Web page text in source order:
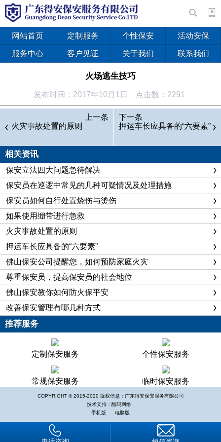
网站首页 定制服务 个性保安 活动安保
服务中心 客户见证 关于我们 联系我们
火场逃生技巧
发布时间：2017年10月1日 点击数：2291
逃生时用折叠多层的毛巾捂住口鼻，可有效降低火灾烟气温
2.匍匐前进法
火灾烟气温度高，多聚集在上部空间，逃生过程中应尽量将
身体贴近地面匍匐前进，以防止窒息。
3.湿被护身法
用浸湿的棉被、毛毯等裹在身上，用较快的速度冲到安全区域。
4.逆风疏散法
根据火灾发生时的风向来确定疏散方向，迅速逃到火场上风
处躲避火 焰和烟气，同时也可获得更多的逃生时间。
5.被单拧结法
将床单、被罩或窗帘等撕成条，拧成麻花状并连接在一起，按绳
索逃 生方式沿外墙爬下。
6.楼梯转移法
当火势自下而上迅速蔓延而将楼梯封死时，住在上部楼层的居民
可迅 速躲到屋顶，或者转移到另一单元的楼梯进行疏散。
7.关门隔火法
如果火势太大无法冲出房屋，应立即关紧门窗，用毛毯、棉被等
织物 堵住门，窗的缝隙，并不断往上浇水冷却，防止外部火焰
和烟气侵入，抑 制火势蔓延速度，等待消防部门救援。
上一条
火灾事故处置的原则
下一条
押运车长应具备的“六要素”
相关资讯
保安立法四大问题急待解决
保安员在巡逻中常见的几种可疑情况及处理措施
保安员如何自行处置烧伤与烫伤
如果使用绷带进行急救
火灾事故处置的原则
押运车长应具备的“六要素”
佛山保安公司提醒您，如何预防家庭火灾
尊重保安员，提高保安员的社会地位
佛山保安教你如何防火保平安
改善保安管理有哪几种方式
推荐服务
定制保安服务 个性保安服务
常规保安服务 临时保安服务
COPYRIGHT © 2015-2020 版权信息：广东得安保安服务有限公司
技术支持：酷玛网络
手机版
电脑版